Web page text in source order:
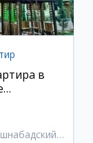
в